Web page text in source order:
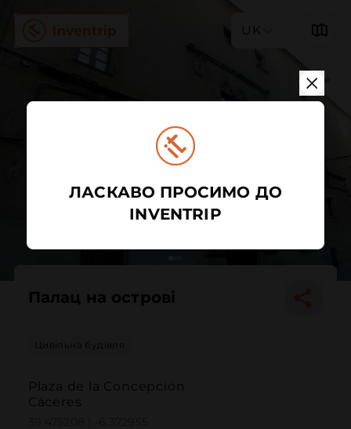
UK
Палац на острові
Цивільна будівля
Plaza de la Concepción
Cáceres
ЛАСКАВО ПРОСИМО ДО
INVENTRIP